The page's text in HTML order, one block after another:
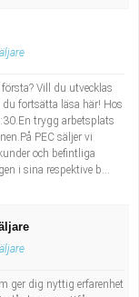
Vill du utvecklas
fortsätta läsa här! Hos
trygg arbetsplats
PEC säljer vi
och befintliga
i sina respektive b...
ger dig nyttig erfarenhet